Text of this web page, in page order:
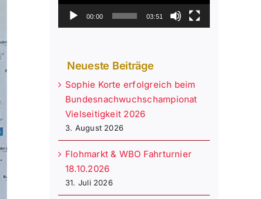
00:00 03:51
Neueste Beiträge
Sophie Korte erfolgreich beim
Bundesnachwuchschampionat
Vielseitigkeit 2026
3. August 2026
Flohmarkt & WBO Fahrturnier
18.10.2026
31. Juli 2026